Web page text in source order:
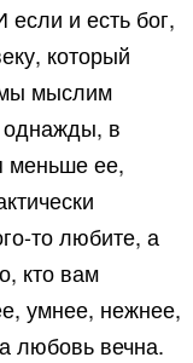
и есть бог,
который
мы мыслим
однажды, в
меньше ее,
то любите, а
кто вам
умнее, нежнее,
любовь вечна.